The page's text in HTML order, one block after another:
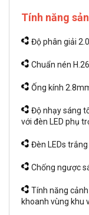
Tính năng
Độ phân giải
Chuẩn nén
Ống kính
Độ nhạy sáng
với đèn LED phụ
Đèn LEDs
Chống ngược
Tính năng
khoanh vùng khu